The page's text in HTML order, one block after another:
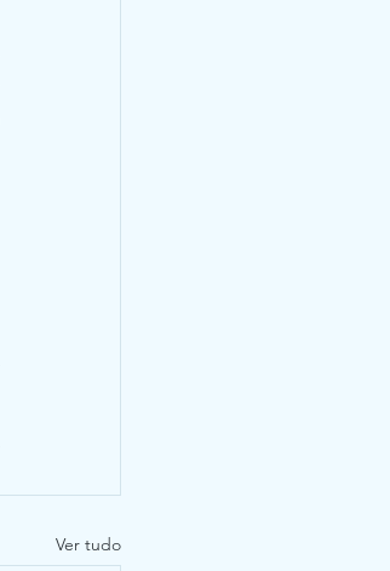
Ver tudo